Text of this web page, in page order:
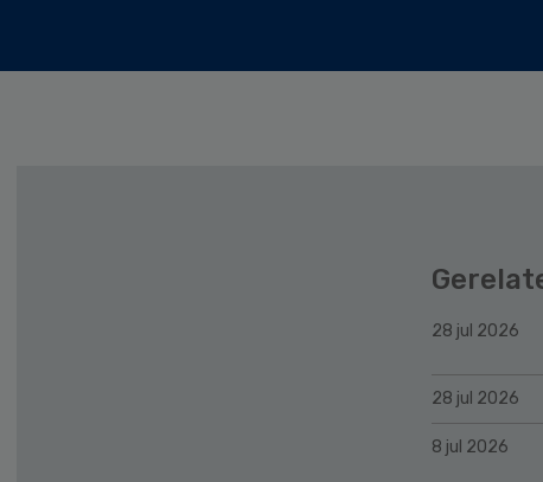
28 jul 2026
28 jul 2026
8 jul 2026